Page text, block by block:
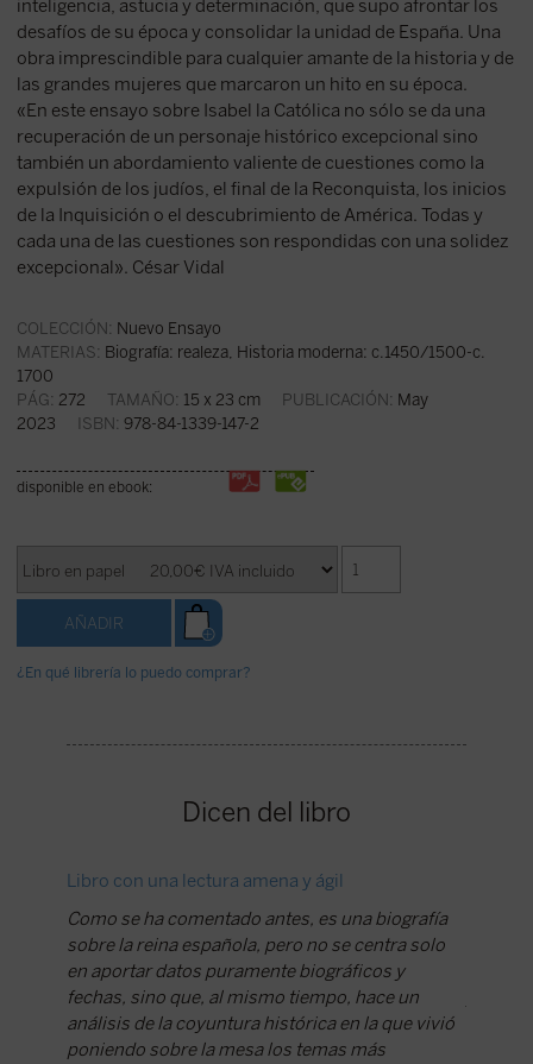
inteligencia, astucia y determinación, que supo afrontar los
desafíos de su época y consolidar la unidad de España. Una
obra imprescindible para cualquier amante de la historia y de
las grandes mujeres que marcaron un hito en su época.
«En este ensayo sobre Isabel la Católica no sólo se da una
recuperación de un personaje histórico excepcional sino
también un abordamiento valiente de cuestiones como la
expulsión de los judíos, el final de la Reconquista, los inicios
de la Inquisición o el descubrimiento de América. Todas y
cada una de las cuestiones son respondidas con una solidez
excepcional». César Vidal
COLECCIÓN: Nuevo Ensayo
MATERIAS: Biografía: realeza, Historia moderna: c.1450/1500-c.
1700
PÁG: 272 TAMAÑO: 15 x 23 cm PUBLICACIÓN: May
2023 ISBN: 978-84-1339-147-2
disponible en ebook:
¿En qué librería lo puedo comprar?
Dicen del libro
Libro con una lectura amena y ágil
Como se ha comentado antes, es una biografía
sobre la reina española, pero no se centra solo
en aportar datos puramente biográficos y
fechas, sino que, al mismo tiempo, hace un
análisis de la coyuntura histórica en la que vivió
poniendo sobre la mesa los temas más